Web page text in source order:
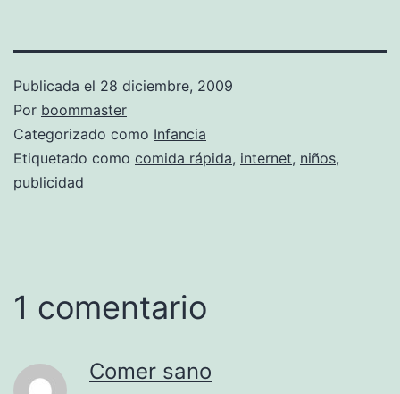
Publicada el 28 diciembre, 2009
Por boommaster
Categorizado como Infancia
Etiquetado como comida rápida, internet, niños,
publicidad
1 comentario
Comer sano